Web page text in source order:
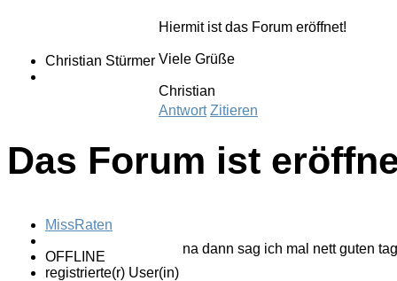
Christian Stürmer
Hiermit ist das Forum eröffnet!
Viele Grüße
Christian
Antwort Zitieren
Das Forum ist
MissRaten
OFFLINE
registrierte(r) User(in)
na dann sag ich mal nett guten tag